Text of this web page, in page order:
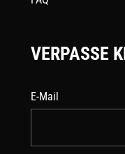
VERPASSE
E-Mail